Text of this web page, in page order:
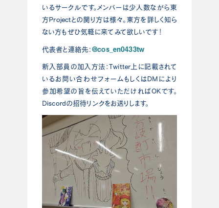
いるサークルです。メンバーは少人数ながら東
方Projectとの関り方は様々。東方を詳しく知ら
ない方もぜひ気軽に来てみて欲しいです！
代表者と連絡先：@cos_en0433tw
新入部員の加入方法：Twitter上に記載されて
いるお問い合わせフォームもしくはDMにより
参加希望の旨を伝えていただければOKです。
Discordの招待リンクをお送りします。